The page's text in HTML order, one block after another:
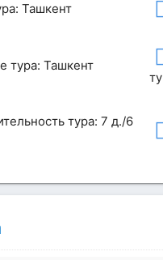
Ташкент
тура: Ташкент
тура: 7 д./6